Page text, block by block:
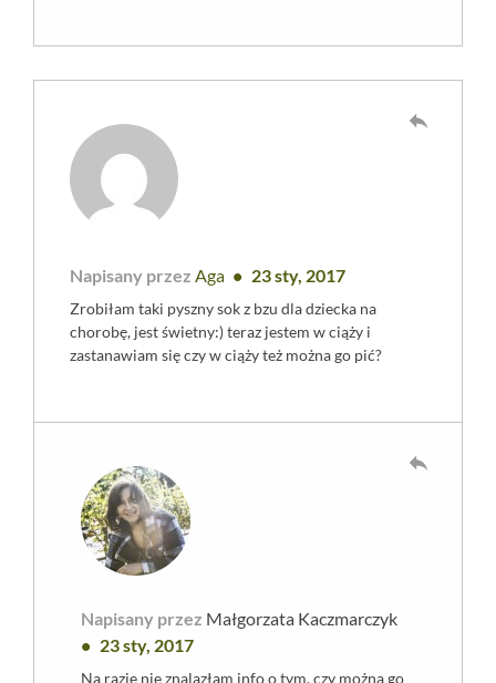
Napisany przez Aga 23 sty, 2017
Zrobiłam taki pyszny sok z bzu dla dziecka na
chorobę, jest świetny:) teraz jestem w ciąży i
zastanawiam się czy w ciąży też można go pić?
reply
Napisany przez Małgorzata Kaczmarczyk
23 sty, 2017
Na razie nie znalazłam info o tym, czy można go
reply